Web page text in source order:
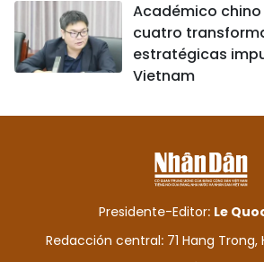
Académico
cuatro
estratégicas
Vietnam
Presidente-Editor: Le
Redacción central: 71 Hang Trong,